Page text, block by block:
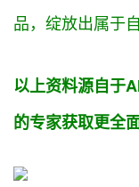
品，绽放出属于
以上资料源自于
的专家获取更全